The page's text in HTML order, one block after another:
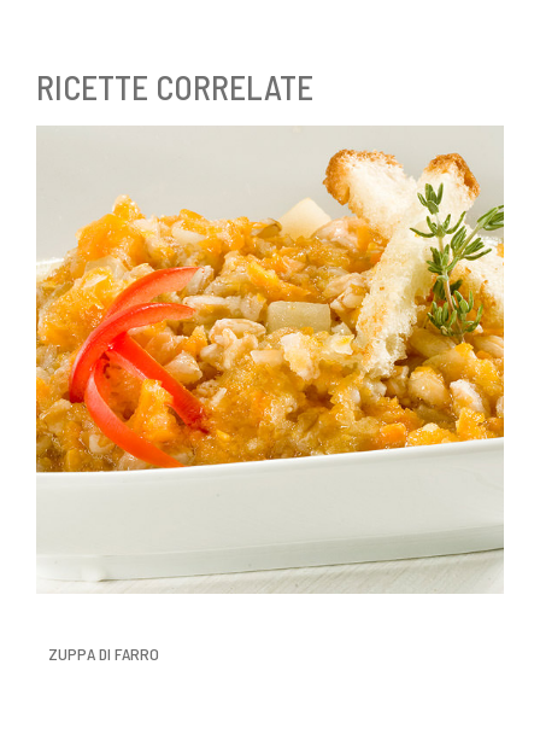
RICETTE CORRELATE
ZUPPA DI FARRO